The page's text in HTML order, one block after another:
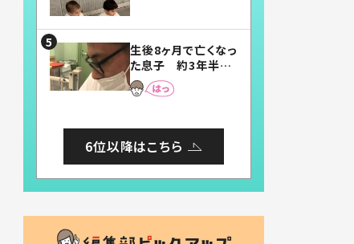
まらない」「幸せにな
れる」
生後8ヶ月で亡くなっ
た息子 約3年半
後、当時の妻の日記
に書いてあった本音
6位以降はこちら